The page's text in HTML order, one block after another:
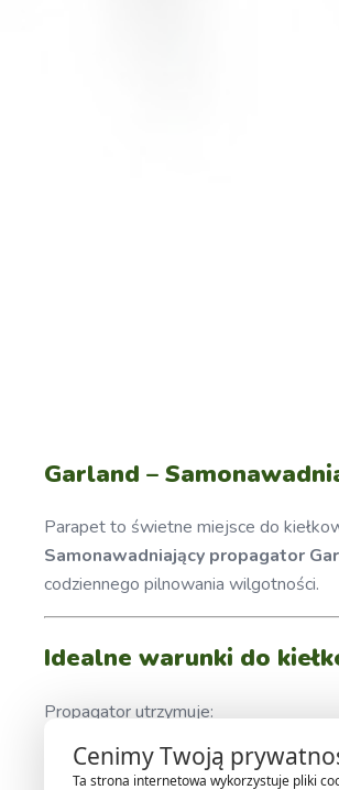
Garland –
Parapet to świetne miejsce do
Samonawadniający propagator
codziennego pilnowania wilgotności.
Idealne warunki do
Propagator utrzymuje:
stałą wilgotność podłoża,
Cenimy Twoją
Ta strona internetowa wykorzystuje pliki